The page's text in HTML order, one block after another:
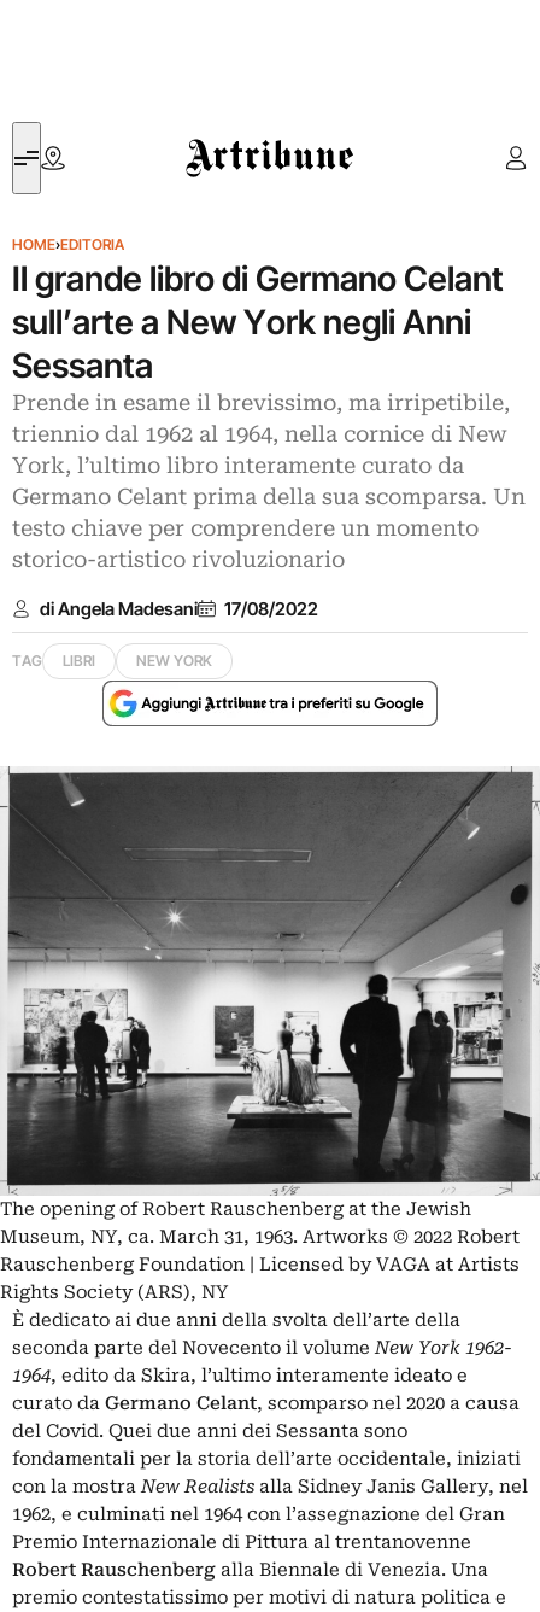
Artribune
HOME›EDITORIA
Il grande libro di Germano Celant
sull’arte a New York negli Anni
Sessanta
Prende in esame il brevissimo, ma irripetibile,
triennio dal 1962 al 1964, nella cornice di New
York, l’ultimo libro interamente curato da
Germano Celant prima della sua scomparsa. Un
testo chiave per comprendere un momento
storico-artistico rivoluzionario
di Angela Madesani 17/08/2022
TAG LIBRI NEW YORK
The opening of Robert Rauschenberg at the Jewish
Museum, NY, ca. March 31, 1963. Artworks © 2022 Robert
Rauschenberg Foundation | Licensed by VAGA at Artists
Rights Society (ARS), NY
È dedicato ai due anni della svolta dell’arte della
seconda parte del Novecento il volumeNew York 1962-
1964, edito da Skira, l’ultimo interamente ideato e
curato da Germano Celant, scomparso nel 2020 a causa
del Covid. Quei due anni dei Sessanta sono
fondamentali per la storia dell’arte occidentale, iniziati
con la mostraNew Realists alla Sidney Janis Gallery, nel
1962, e culminati nel 1964 con l’assegnazione del Gran
Premio Internazionale di Pittura al trentanovenne
Robert Rauschenberg alla Biennale di Venezia. Una
premio contestatissimo per motivi di natura politica e